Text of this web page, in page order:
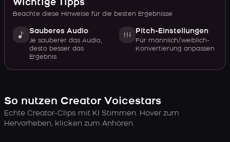
Wichtige Tipps
Beachte diese Hinweise für die besten Ergebnisse
Sauberes Audio
Je sauberer das Audio,
desto besser das
Ergebnis
Pitch-Einstellungen
Für männlich/weiblich-
Konvertierung anpassen
So nutzen Creator Voicestars
Echte Creator-Clips mit KI Stimmen. Hover zum
Hervorheben, klicken zum Anhören.